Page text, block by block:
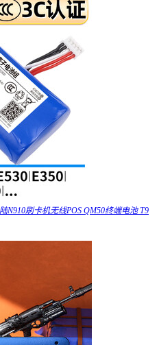
N910刷卡机无线POS QM50终端电池 T9